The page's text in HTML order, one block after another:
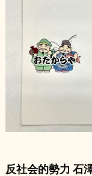
反社会的勢力 石